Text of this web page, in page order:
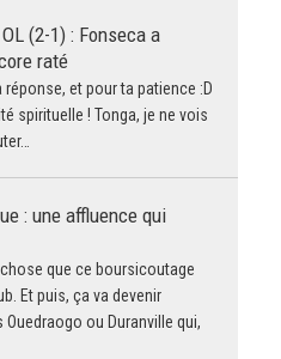
(2-1) : Fonseca a
raté
et pour ta patience :D
spirituelle ! Tonga, je ne vois
: une affluence qui
que ce boursicoutage
Et puis, ça va devenir
ou Duranville qui,